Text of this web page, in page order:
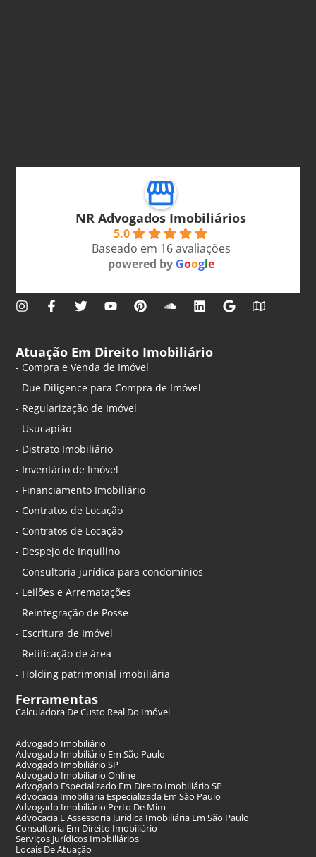
NR Advogados Imobiliários
5.0
Baseado em 16 avaliações
powered by Google
Atuação Em Direito Imobiliário
- Compra e Venda de Imóvel
- Due Diligence para Compra de Imóvel
- Regularização de Imóvel
- Usucapião
- Distrato Imobiliário
- Inventário de Imóvel
- Financiamento Imobiliário
- Contratos de Locação
- Contratos de Locação
- Despejo de Inquilino
- Consultoria jurídica para condomínios
- Leilões e Arrematações
- Reintegração de Posse
- Escritura de Imóvel
- Retificação de área
- Holding patrimonial imobiliária
Ferramentas
Calculadora De Custo Real Do Imóvel
Advogado Imobiliário
Advogado Imobiliário Em São Paulo
Advogado Imobiliário SP
Advogado Imobiliário Online
Advogado Especializado Em Direito Imobiliário SP
Advocacia Imobiliária Especializada Em São Paulo
Advogado Imobiliário Perto De Mim
Advocacia E Assessoria Jurídica Imobiliária Em São Paulo
Consultoria Em Direito Imobiliário
Serviços Jurídicos Imobiliários
Locais De Atuação